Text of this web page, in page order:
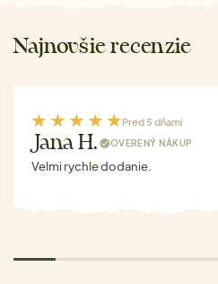
Najnovšie recenzie
Pred 5 dňami
Jana H. OVERENÝ NÁKUP
Velmi rychle dodanie.